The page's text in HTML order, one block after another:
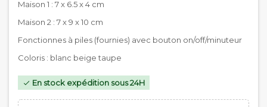
Maison 1 : 7 x 6.5 x 4 cm
Maison 2 : 7 x 9 x 10 cm
Fonctionnes à piles (fournies) avec bouton on/off/minuteur
Coloris : blanc beige taupe
 En stock expédition sous 24H